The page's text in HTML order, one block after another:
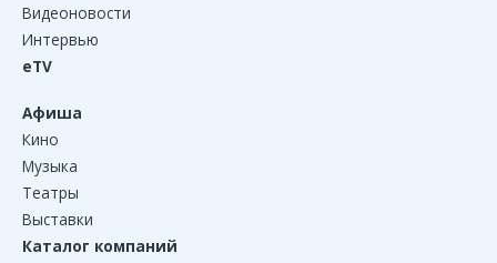
Видеоновости
Интервью
eTV
Афиша
Кино
Музыка
Театры
Выставки
Каталог компаний